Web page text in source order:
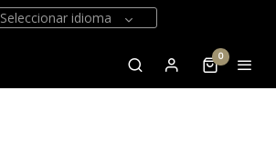
Seleccionar idioma
0